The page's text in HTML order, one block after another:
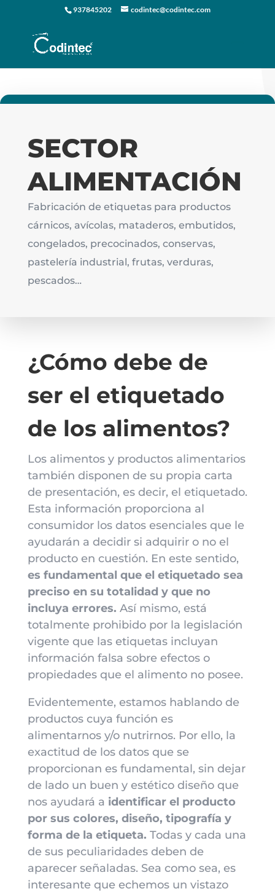
937845202 codintec@codintec.com
SECTOR
ALIMENTACIÓN
Fabricación de etiquetas para productos
cárnicos, avícolas, mataderos, embutidos,
congelados, precocinados, conservas,
pastelería industrial, frutas, verduras,
pescados…
¿Cómo debe de
ser el etiquetado
de los alimentos?
Los alimentos y productos alimentarios
también disponen de su propia carta
de presentación, es decir, el etiquetado.
Esta información proporciona al
consumidor los datos esenciales que le
ayudarán a decidir si adquirir o no el
producto en cuestión. En este sentido,
es fundamental que el etiquetado sea
preciso en su totalidad y que no
incluya errores. Así mismo, está
totalmente prohibido por la legislación
vigente que las etiquetas incluyan
información falsa sobre efectos o
propiedades que el alimento no posee.
Evidentemente, estamos hablando de
productos cuya función es
alimentarnos y/o nutrirnos. Por ello, la
exactitud de los datos que se
proporcionan es fundamental, sin dejar
de lado un buen y estético diseño que
nos ayudará a identificar el producto
por sus colores, diseño, tipografía y
forma de la etiqueta. Todas y cada una
de sus peculiaridades deben de
aparecer señaladas. Sea como sea, es
interesante que echemos un vistazo